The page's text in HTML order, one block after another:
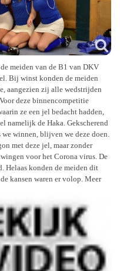
meiden van de B1 van DKV
Bij winst konden de meiden
aangezien zij alle wedstrijden
deze binnencompetitie
ze een jel bedacht hadden,
namelijk de Haka. Gekscherend
we winnen, blijven we deze doen.
met deze jel, maar zonder
voor het Corona virus. De
Helaas konden de meiden dit
kansen waren er volop. Meer